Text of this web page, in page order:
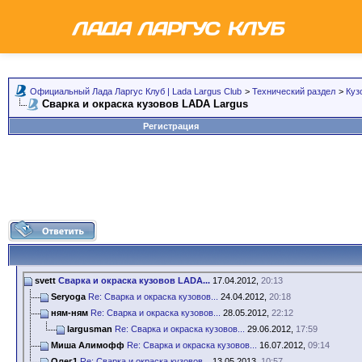
Официальный Лада Ларгус Клуб | Lada Largus Club > Технический раздел >
Сварка и окраска кузовов LADA Largus
Регистрация
svett Сварка и окраска кузовов LADA... 17.04.2012, 20:13
Seryoga Re: Сварка и окраска кузовов... 24.04.2012, 20:18
ням-ням Re: Сварка и окраска кузовов... 28.05.2012, 22:12
largusman Re: Сварка и окраска кузовов... 29.06.2012, 17:59
Миша Алимофф Re: Сварка и окраска кузовов... 16.07.2012, 09:14